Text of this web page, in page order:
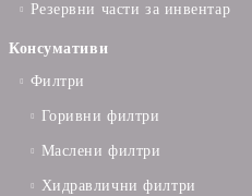
Резервни части за инвентар
Консумативи
Филтри
Горивни филтри
Маслени филтри
Хидравлични филтри